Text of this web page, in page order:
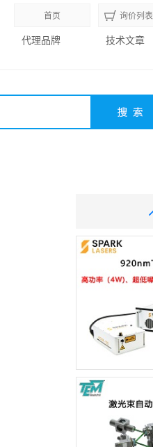
询价列表
首页
代理品牌 技术文章